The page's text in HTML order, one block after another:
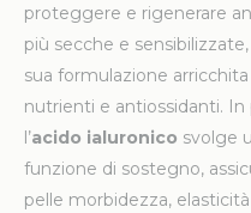
proteggere e rigenerare
più secche e
sua formulazione
nutrienti e antiossidanti. In
l’acido ialuronico svolge
funzione di sostegno,
pelle morbidezza,